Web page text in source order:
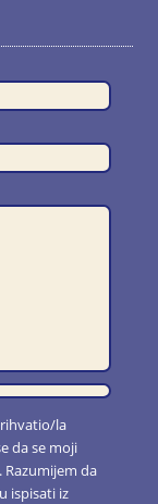
la
da se moji
da
ispisati iz